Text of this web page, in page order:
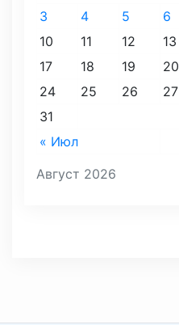
Август 2026
« Июл
3
4 5 6
10
11 12 13
17
18 19 20
24
25 26 27
31